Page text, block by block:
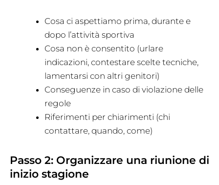
Cosa ci aspettiamo prima, durante e
dopo l’attività sportiva
Cosa non è consentito (urlare
indicazioni, contestare scelte tecniche,
lamentarsi con altri genitori)
Conseguenze in caso di violazione delle
regole
Riferimenti per chiarimenti (chi
contattare, quando, come)
Passo 2: Organizzare una riunione di
inizio stagione